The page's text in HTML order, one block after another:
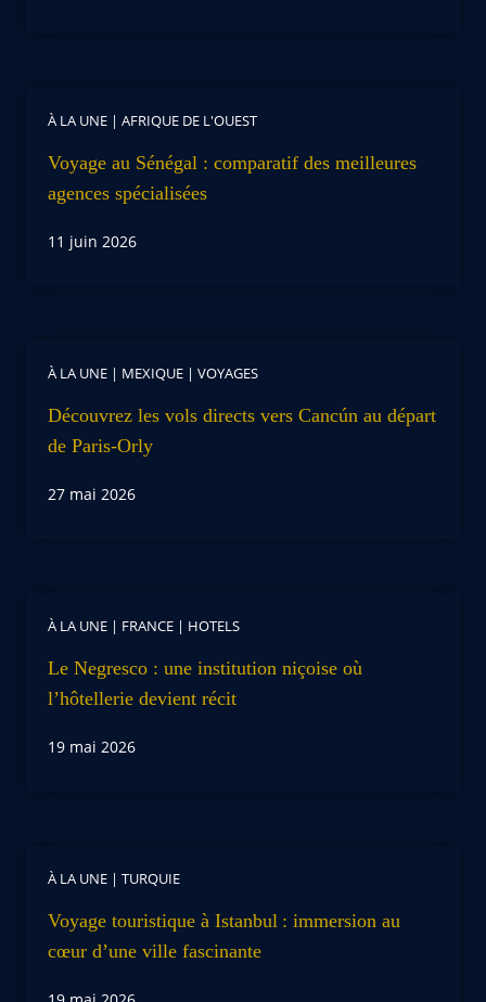
À LA UNE | AFRIQUE DE L'OUEST
Voyage au Sénégal : comparatif des meilleures
agences spécialisées
11 juin 2026
À LA UNE | MEXIQUE | VOYAGES
Découvrez les vols directs vers Cancún au départ
de Paris-Orly
27 mai 2026
À LA UNE | FRANCE | HOTELS
Le Negresco : une institution niçoise où
l’hôtellerie devient récit
19 mai 2026
À LA UNE | TURQUIE
Voyage touristique à Istanbul : immersion au
cœur d’une ville fascinante